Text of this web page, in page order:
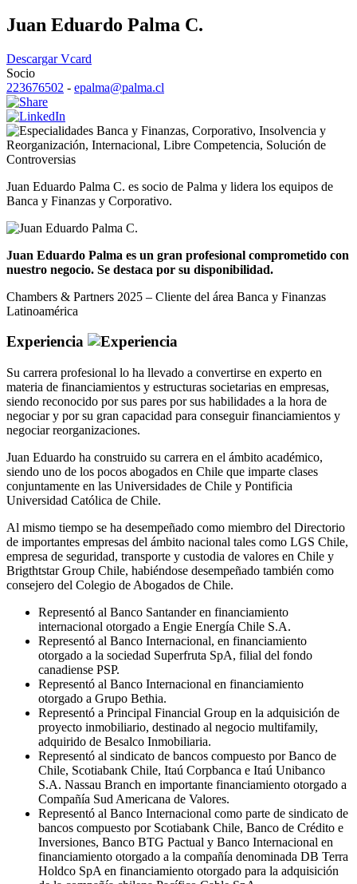
Juan Eduardo Palma C.
Descargar Vcard
Socio
223676502 - epalma@palma.cl
Banca y Finanzas, Corporativo, Insolvencia y
Reorganización, Internacional, Libre Competencia, Solución de
Controversias
Juan Eduardo Palma C. es socio de Palma y lidera los equipos de
Banca y Finanzas y Corporativo.
Juan Eduardo Palma es un gran profesional comprometido con
nuestro negocio. Se destaca por su disponibilidad.
Chambers & Partners 2025 – Cliente del área Banca y Finanzas
Latinoamérica
Experiencia
Su carrera profesional lo ha llevado a convertirse en experto en
materia de financiamientos y estructuras societarias en empresas,
siendo reconocido por sus pares por sus habilidades a la hora de
negociar y por su gran capacidad para conseguir financiamientos y
negociar reorganizaciones.
Juan Eduardo ha construido su carrera en el ámbito académico,
siendo uno de los pocos abogados en Chile que imparte clases
conjuntamente en las Universidades de Chile y Pontificia
Universidad Católica de Chile.
Al mismo tiempo se ha desempeñado como miembro del Directorio
de importantes empresas del ámbito nacional tales como LGS Chile,
empresa de seguridad, transporte y custodia de valores en Chile y
Brigthtstar Group Chile, habiéndose desempeñado también como
consejero del Colegio de Abogados de Chile.
Representó al Banco Santander en financiamiento
internacional otorgado a Engie Energía Chile S.A.
Representó al Banco Internacional, en financiamiento
otorgado a la sociedad Superfruta SpA, filial del fondo
canadiense PSP.
Representó al Banco Internacional en financiamiento
otorgado a Grupo Bethia.
Representó a Principal Financial Group en la adquisición de
proyecto inmobiliario, destinado al negocio multifamily,
adquirido de Besalco Inmobiliaria.
Representó al sindicato de bancos compuesto por Banco de
Chile, Scotiabank Chile, Itaú Corpbanca e Itaú Unibanco
S.A. Nassau Branch en importante financiamiento otorgado a
Compañía Sud Americana de Valores.
Representó al Banco Internacional como parte de sindicato de
bancos compuesto por Scotiabank Chile, Banco de Crédito e
Inversiones, Banco BTG Pactual y Banco Internacional en
financiamiento otorgado a la compañía denominada DB Terra
Holdco SpA en financiamiento otorgado para la adquisición